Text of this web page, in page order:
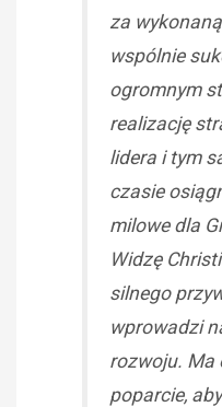
za
wspólnie
ogromnym
realizację
lidera i tym
czasie
milowe dla
Widzę
silnego
wprowadzi
rozwoju. Ma
poparcie,